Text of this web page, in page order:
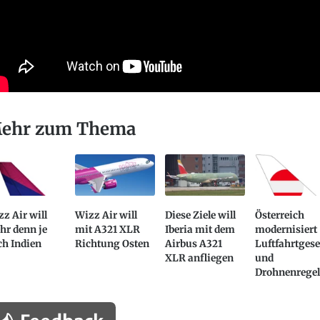
zum Thema
Air will
denn je
Indien
Wizz Air will
mit A321 XLR
Richtung Osten
Diese Ziele will
Iberia mit dem
Airbus A321
XLR anfliegen
Österreich
modernisiert
und